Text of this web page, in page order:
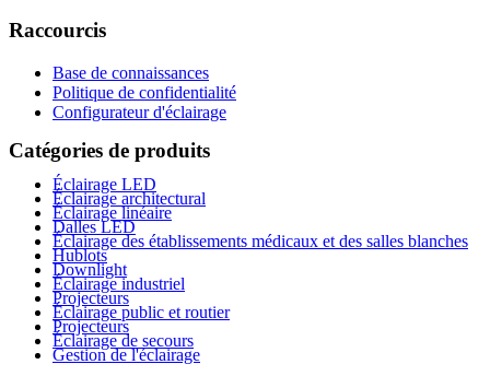
Raccourcis
Base de connaissances
Politique de confidentialité
Configurateur d'éclairage
Catégories de produits
Éclairage LED
Éclairage architectural
Éclairage linéaire
Dalles LED
Éclairage des établissements médicaux et des salles blanches
Hublots
Downlight
Éclairage industriel
Projecteurs
Éclairage public et routier
Projecteurs
Éclairage de secours
Gestion de l'éclairage